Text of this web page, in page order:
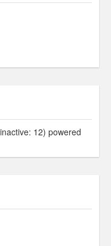
12) powered